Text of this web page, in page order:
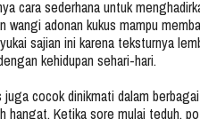
cara sederhana untuk
wangi adonan kukus mampu
sajian ini karena teksturnya
kehidupan sehari-hari.
cocok dinikmati dalam
hangat. Ketika sore mulai teduh,